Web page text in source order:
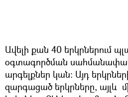
Ավելի քան 40 երկրներում
օգտագործման
արգելքներ կան։ Այդ
զարգացած երկրները, այլև